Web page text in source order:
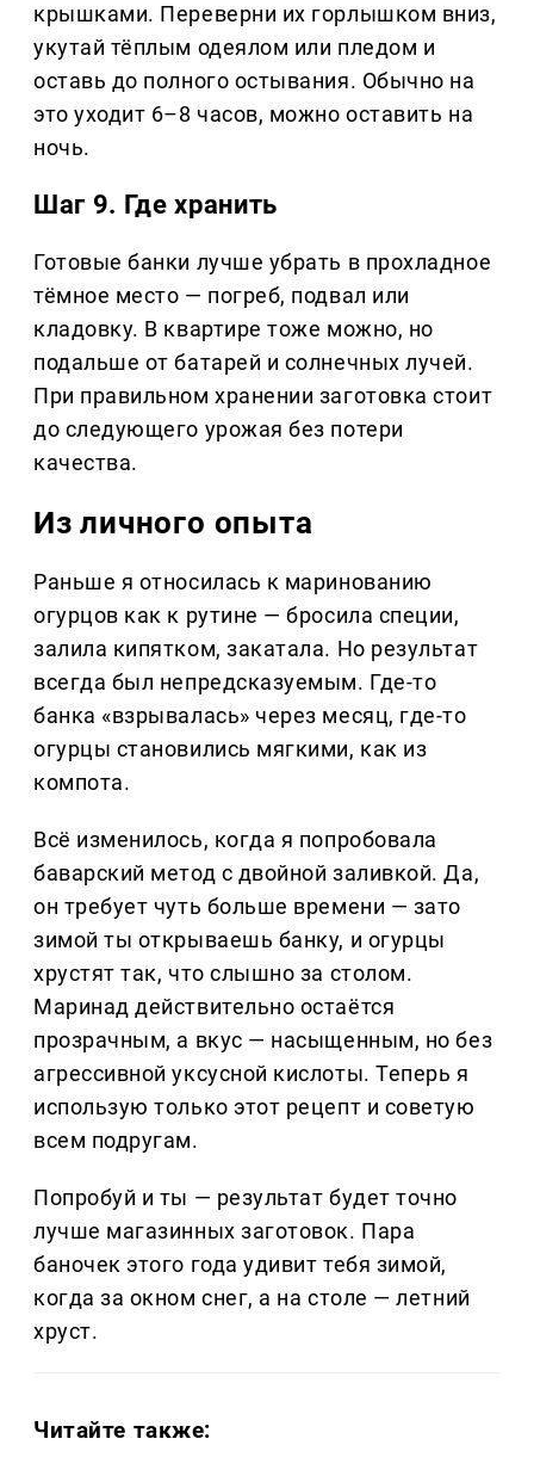
крышками. Переверни их горлышком вниз,
укутай тёплым одеялом или пледом и
оставь до полного остывания. Обычно на
это уходит 6–8 часов, можно оставить на
ночь.
Шаг 9. Где хранить
Готовые банки лучше убрать в прохладное
тёмное место — погреб, подвал или
кладовку. В квартире тоже можно, но
подальше от батарей и солнечных лучей.
При правильном хранении заготовка стоит
до следующего урожая без потери
качества.
Из личного опыта
Раньше я относилась к маринованию
огурцов как к рутине — бросила специи,
залила кипятком, закатала. Но результат
всегда был непредсказуемым. Где-то
банка «взрывалась» через месяц, где-то
огурцы становились мягкими, как из
компота.
Всё изменилось, когда я попробовала
баварский метод с двойной заливкой. Да,
он требует чуть больше времени — зато
зимой ты открываешь банку, и огурцы
хрустят так, что слышно за столом.
Маринад действительно остаётся
прозрачным, а вкус — насыщенным, но без
агрессивной уксусной кислоты. Теперь я
использую только этот рецепт и советую
всем подругам.
Попробуй и ты — результат будет точно
лучше магазинных заготовок. Пара
баночек этого года удивит тебя зимой,
когда за окном снег, а на столе — летний
хруст.
Читайте также: